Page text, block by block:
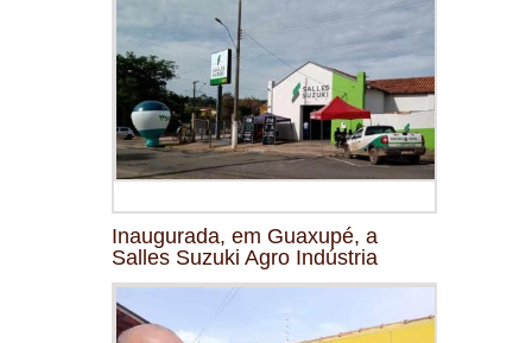
Inaugurada, em Guaxupé, a
Salles Suzuki Agro Indústria